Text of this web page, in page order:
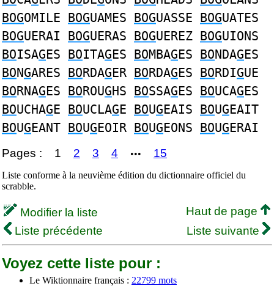
BOGOMILE BOGUAMES BOGUASSE BOGUATES
BOGUERAI BOGUERAS BOGUEREZ BOGUIONS
BOISAGES BOITAGES BOMBAGES BONDAGES
BONGARES BORDAGER BORDAGES BORDIGUE
BORNAGES BOROUGHS BOSSAGES BOUCAGES
BOUCHAGE BOUCLAGE BOUGEAIS BOUGEAIT
BOUGEANT BOUGEOIR BOUGEONS BOUGERAI
Pages : 1 2 3 4 ••• 15
Liste conforme à la neuvième édition du dictionnaire officiel du
scrabble.
Modifier la liste
Haut de page
Liste précédente
Liste suivante
Voyez cette liste pour :
Le Wiktionnaire français : 22799 mots